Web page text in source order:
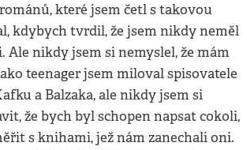
které jsem četl s takovou
kdybych tvrdil, že jsem nikdy neměl
Ale nikdy jsem si nemyslel, že mám
teenager jsem miloval spisovatele
a Balzaka, ale nikdy jsem si
že bych byl schopen napsat cokoli,
s knihami, jež nám zanechali oni.